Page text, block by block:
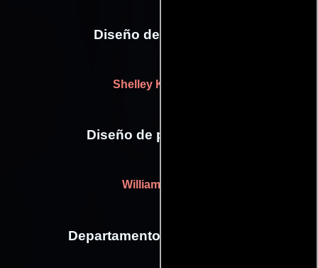
Diseño de vestuario
Shelley Komarov
Diseño de producción
William Cruse
Departamento de maquillaje